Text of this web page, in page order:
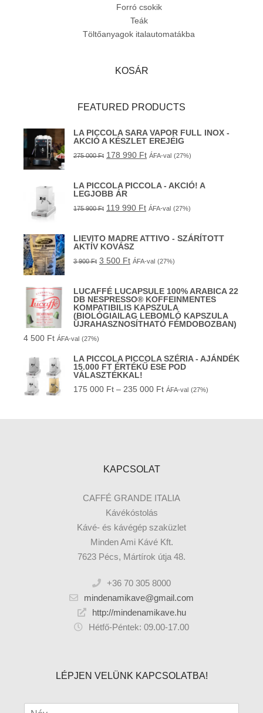
Forró csokik
Teák
Töltőanyagok italautomatákba
KOSÁR
FEATURED PRODUCTS
LA PICCOLA SARA VAPOR FULL INOX -
AKCIÓ A KÉSZLET EREJÉIG
275 000Ft 178 990 Ft ÁFA-val (27%)
LA PICCOLA PICCOLA - AKCIÓ! A
LEGJOBB ÁR
175 900Ft 119 990 Ft ÁFA-val (27%)
LIEVITO MADRE ATTIVO - SZÁRÍTOTT
AKTÍV KOVÁSZ
3 900Ft 3 500 Ft ÁFA-val (27%)
LUCAFFÉ LUCAPSULE 100% ARABICA 22
DB NESPRESSO® KOFFEINMENTES
KOMPATIBILIS KAPSZULA
(BIOLÓGIAILAG LEBOMLÓ KAPSZULA
ÚJRAHASZNOSÍTHATÓ FÉMDOBOZBAN)
4 500 Ft ÁFA-val (27%)
LA PICCOLA PICCOLA SZÉRIA - AJÁNDÉK
15.000 FT ÉRTÉKŰ ESE POD
VÁLASZTÉKKAL!
175 000 Ft – 235 000 Ft ÁFA-val (27%)
KAPCSOLAT
CAFFÉ GRANDE ITALIA
Kávékóstolás
Kávé- és kávégép szaküzlet
Minden Ami Kávé Kft.
7623 Pécs, Mártírok útja 48.
+36 70 305 8000
mindenamikave@gmail.com
http://mindenamikave.hu
Hétfő-Péntek: 09.00-17.00
LÉPJEN VELÜNK KAPCSOLATBA!